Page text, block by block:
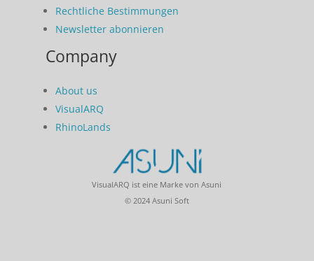
Rechtliche Bestimmungen
Newsletter abonnieren
Company
About us
VisualARQ
RhinoLands
VisualARQ ist eine Marke von Asuni
© 2024 Asuni Soft